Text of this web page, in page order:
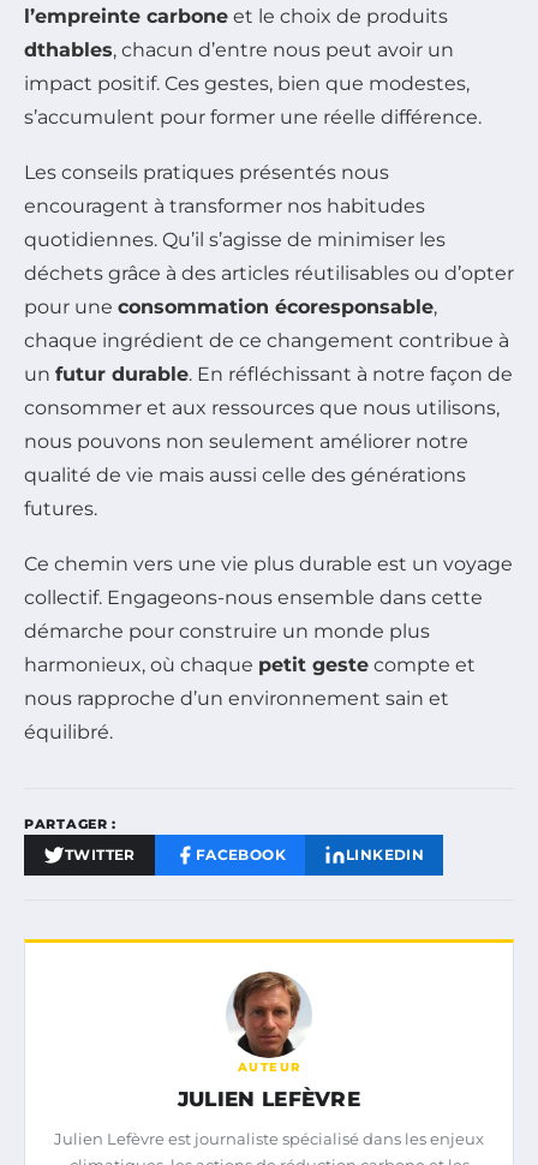
l’empreinte carbone et le choix de produits
dthables, chacun d’entre nous peut avoir un
impact positif. Ces gestes, bien que modestes,
s’accumulent pour former une réelle différence.
Les conseils pratiques présentés nous
encouragent à transformer nos habitudes
quotidiennes. Qu’il s’agisse de minimiser les
déchets grâce à des articles réutilisables ou d’opter
pour une consommation écoresponsable,
chaque ingrédient de ce changement contribue à
un futur durable. En réfléchissant à notre façon de
consommer et aux ressources que nous utilisons,
nous pouvons non seulement améliorer notre
qualité de vie mais aussi celle des générations
futures.
Ce chemin vers une vie plus durable est un voyage
collectif. Engageons-nous ensemble dans cette
démarche pour construire un monde plus
harmonieux, où chaque petit geste compte et
nous rapproche d’un environnement sain et
équilibré.
PARTAGER :
TWITTER FACEBOOK LINKEDIN
AUTEUR
JULIEN LEFÈVRE
Julien Lefèvre est journaliste spécialisé dans les enjeux